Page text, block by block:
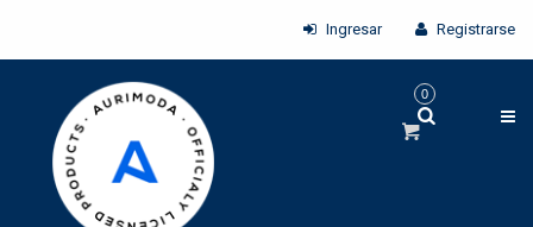
Ingresar Registrarse
0